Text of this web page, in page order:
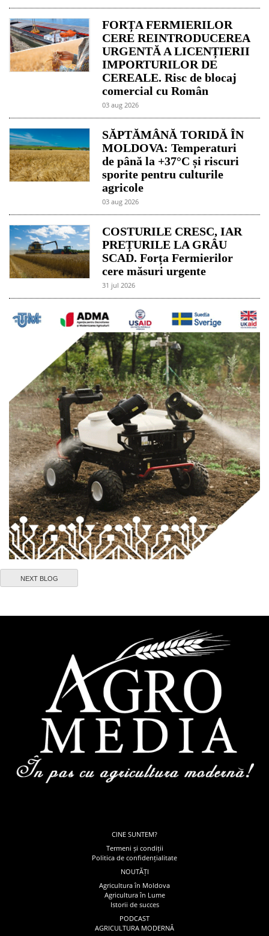
FORȚA FERMIERILOR
CERE REINTRODUCEREA
URGENTĂ A LICENȚIERII
IMPORTURILOR DE
CEREALE. Risc de blocaj
comercial cu Român
03 aug 2026
SĂPTĂMÂNĂ TORIDĂ ÎN
MOLDOVA: Temperaturi
de până la +37°C și riscuri
sporite pentru culturile
agricole
03 aug 2026
COSTURILE CRESC, IAR
PREȚURILE LA GRÂU
SCAD. Forța Fermierilor
cere măsuri urgente
31 jul 2026
NEXT BLOG
CINE SUNTEM?
Termeni și condiții
Politica de confidențialitate
NOUTĂȚI
Agricultura în Moldova
Agricultura în Lume
Istorii de succes
PODCAST
AGRICULTURA MODERNĂ